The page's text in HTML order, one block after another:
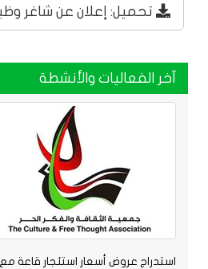
تحميل: إعلان عن شاغر
آخر الفعاليات والأنشطة
استدراج عروض أسعار استئجار قاعة